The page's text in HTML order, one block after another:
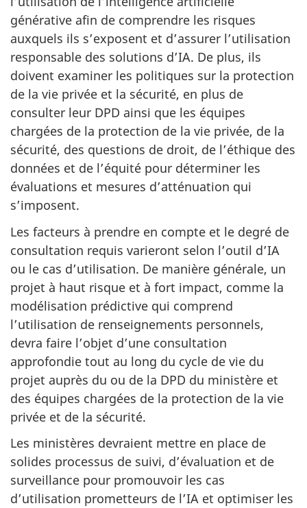
générative afin de comprendre les risques
auxquels ils s’exposent et d’assurer l’utilisation
responsable des solutions d’IA. De plus, ils
doivent examiner les politiques sur la protection
de la vie privée et la sécurité, en plus de
consulter leur DPD ainsi que les équipes
chargées de la protection de la vie privée, de la
sécurité, des questions de droit, de l’éthique des
données et de l’équité pour déterminer les
évaluations et mesures d’atténuation qui
s’imposent.
Les facteurs à prendre en compte et le degré de
consultation requis varieront selon l’outil d’IA
ou le cas d’utilisation. De manière générale, un
projet à haut risque et à fort impact, comme la
modélisation prédictive qui comprend
l’utilisation de renseignements personnels,
devra faire l’objet d’une consultation
approfondie tout au long du cycle de vie du
projet auprès du ou de la DPD du ministère et
des équipes chargées de la protection de la vie
privée et de la sécurité.
Les ministères devraient mettre en place de
solides processus de suivi, d’évaluation et de
surveillance pour promouvoir les cas
d’utilisation prometteurs de l’IA et optimiser les